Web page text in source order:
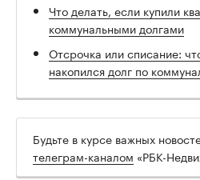
Что делать, если купили
коммунальными долгами
Отсрочка или списание:
накопился долг по
Будьте в курсе важных
телеграм-каналом «РБК-